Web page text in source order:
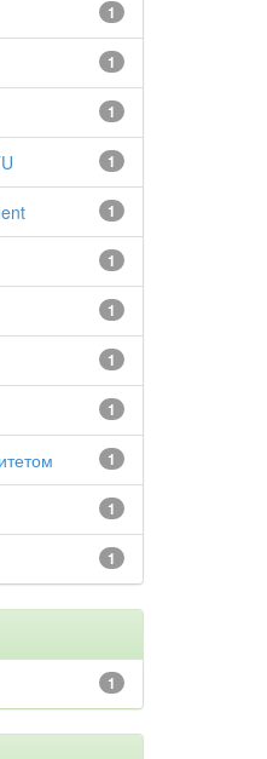
1
1
1
1
1
1
1
1
1
1
1
1
1